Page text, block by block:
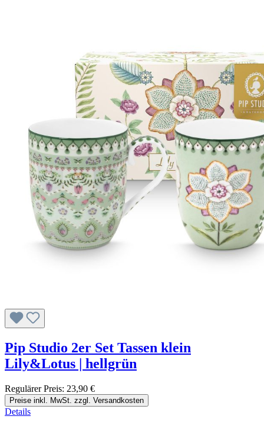
Pip Studio 2er Set Tassen klein
Lily&Lotus | hellgrün
Regulärer Preis: 23,90 €
Preise inkl. MwSt. zzgl. Versandkosten
Details